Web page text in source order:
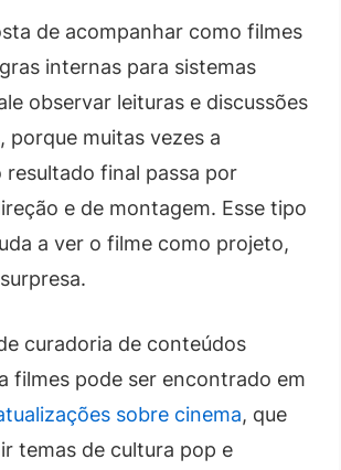
de acompanhar como filmes
internas para sistemas
observar leituras e discussões
porque muitas vezes a
resultado final passa por
e de montagem. Esse tipo
a ver o filme como projeto,
curadoria de conteúdos
filmes pode ser encontrado em
sobre cinema, que
temas de cultura pop e